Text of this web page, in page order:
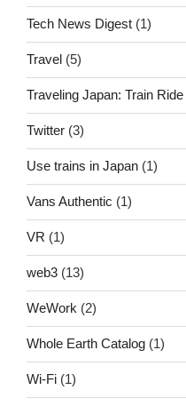
Tech News Digest (1)
Travel (5)
Traveling Japan: Train Ride
Twitter (3)
Use trains in Japan (1)
Vans Authentic (1)
VR (1)
web3 (13)
WeWork (2)
Whole Earth Catalog (1)
Wi-Fi (1)